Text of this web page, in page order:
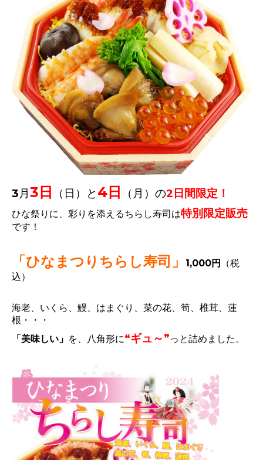
3月3日 （日 ） と 4日 （月） の2日間限定！
ひな祭りに、彩りを添えるちらし寿司は特別限定販売
です！
「ひなまつりちらし寿司」 1,000円
（税
込）
海老、いくら、鰻、はまぐり、菜の花、筍、椎茸、蓮
根・・・
「美味しい」 を、八角形に“ギュ～”っと詰めました。